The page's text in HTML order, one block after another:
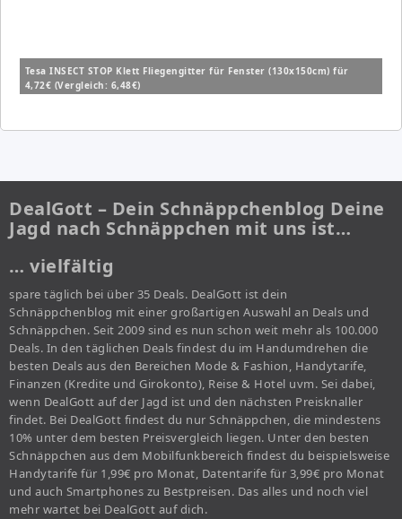
Tesa INSECT STOP Klett Fliegengitter für Fenster (130x150cm) für
4,72€ (Vergleich: 6,48€)
DealGott – Dein Schnäppchenblog Deine
Jagd nach Schnäppchen mit uns ist…
… vielfältig
spare täglich bei über 35 Deals. DealGott ist dein
Schnäppchenblog mit einer großartigen Auswahl an Deals und
Schnäppchen. Seit 2009 sind es nun schon weit mehr als 100.000
Deals. In den täglichen Deals findest du im Handumdrehen die
besten Deals aus den Bereichen Mode & Fashion, Handytarife,
Finanzen (Kredite und Girokonto), Reise & Hotel uvm. Sei dabei,
wenn DealGott auf der Jagd ist und den nächsten Preisknaller
findet. Bei DealGott findest du nur Schnäppchen, die mindestens
10% unter dem besten Preisvergleich liegen. Unter den besten
Schnäppchen aus dem Mobilfunkbereich findest du beispielsweise
Handytarife für 1,99€ pro Monat, Datentarife für 3,99€ pro Monat
und auch Smartphones zu Bestpreisen. Das alles und noch viel
mehr wartet bei DealGott auf dich.